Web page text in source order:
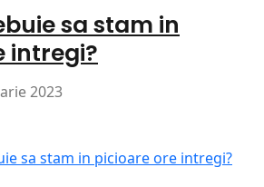
sa stam in
intregi?
2023